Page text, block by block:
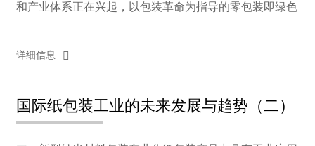
和产业体系正在兴起，以包装革命为指导的零包装即绿色
包装理念并付诸实践。绿色产品和绿色纸包装产品将成为
热点。绿色包装是一种高科技包装。从原材料，到包装的
详细信息
国际纸包装工业的未来发展与趋势（二）